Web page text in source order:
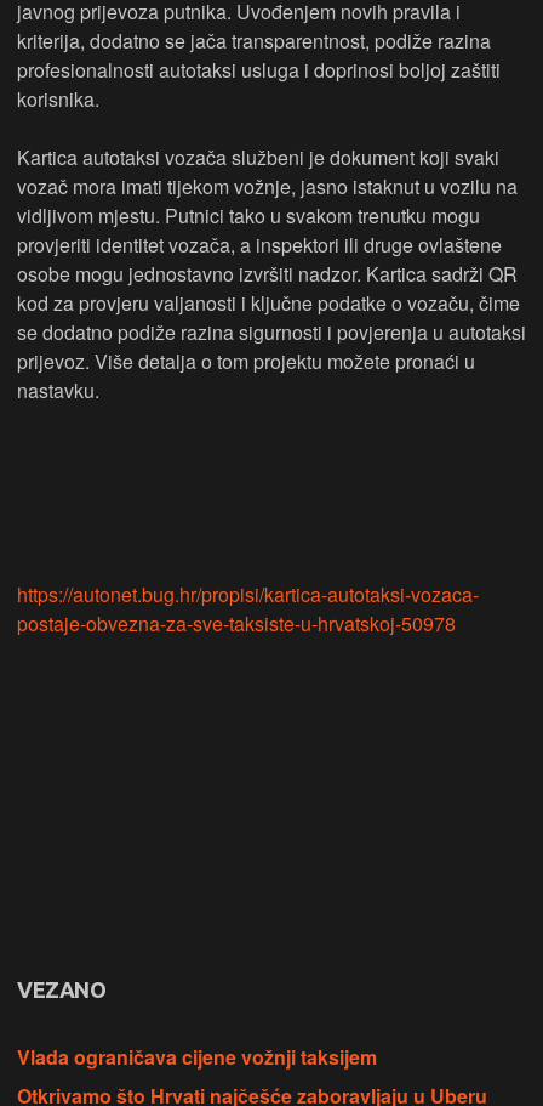
javnog prijevoza putnika. Uvođenjem novih pravila i
kriterija, dodatno se jača transparentnost, podiže razina
profesionalnosti autotaksi usluga i doprinosi boljoj zaštiti
korisnika.
Kartica autotaksi vozača službeni je dokument koji svaki
vozač mora imati tijekom vožnje, jasno istaknut u vozilu na
vidljivom mjestu. Putnici tako u svakom trenutku mogu
provjeriti identitet vozača, a inspektori ili druge ovlaštene
osobe mogu jednostavno izvršiti nadzor. Kartica sadrži QR
kod za provjeru valjanosti i ključne podatke o vozaču, čime
se dodatno podiže razina sigurnosti i povjerenja u autotaksi
prijevoz. Više detalja o tom projektu možete pronaći u
nastavku.
https://autonet.bug.hr/propisi/kartica-autotaksi-vozaca-
postaje-obvezna-za-sve-taksiste-u-hrvatskoj-50978
VEZANO
Vlada ograničava cijene vožnji taksijem
Otkrivamo što Hrvati najčešće zaboravljaju u Uberu